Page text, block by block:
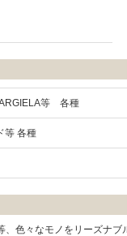
等 各種
等 各種
色々なモノをリーズナ